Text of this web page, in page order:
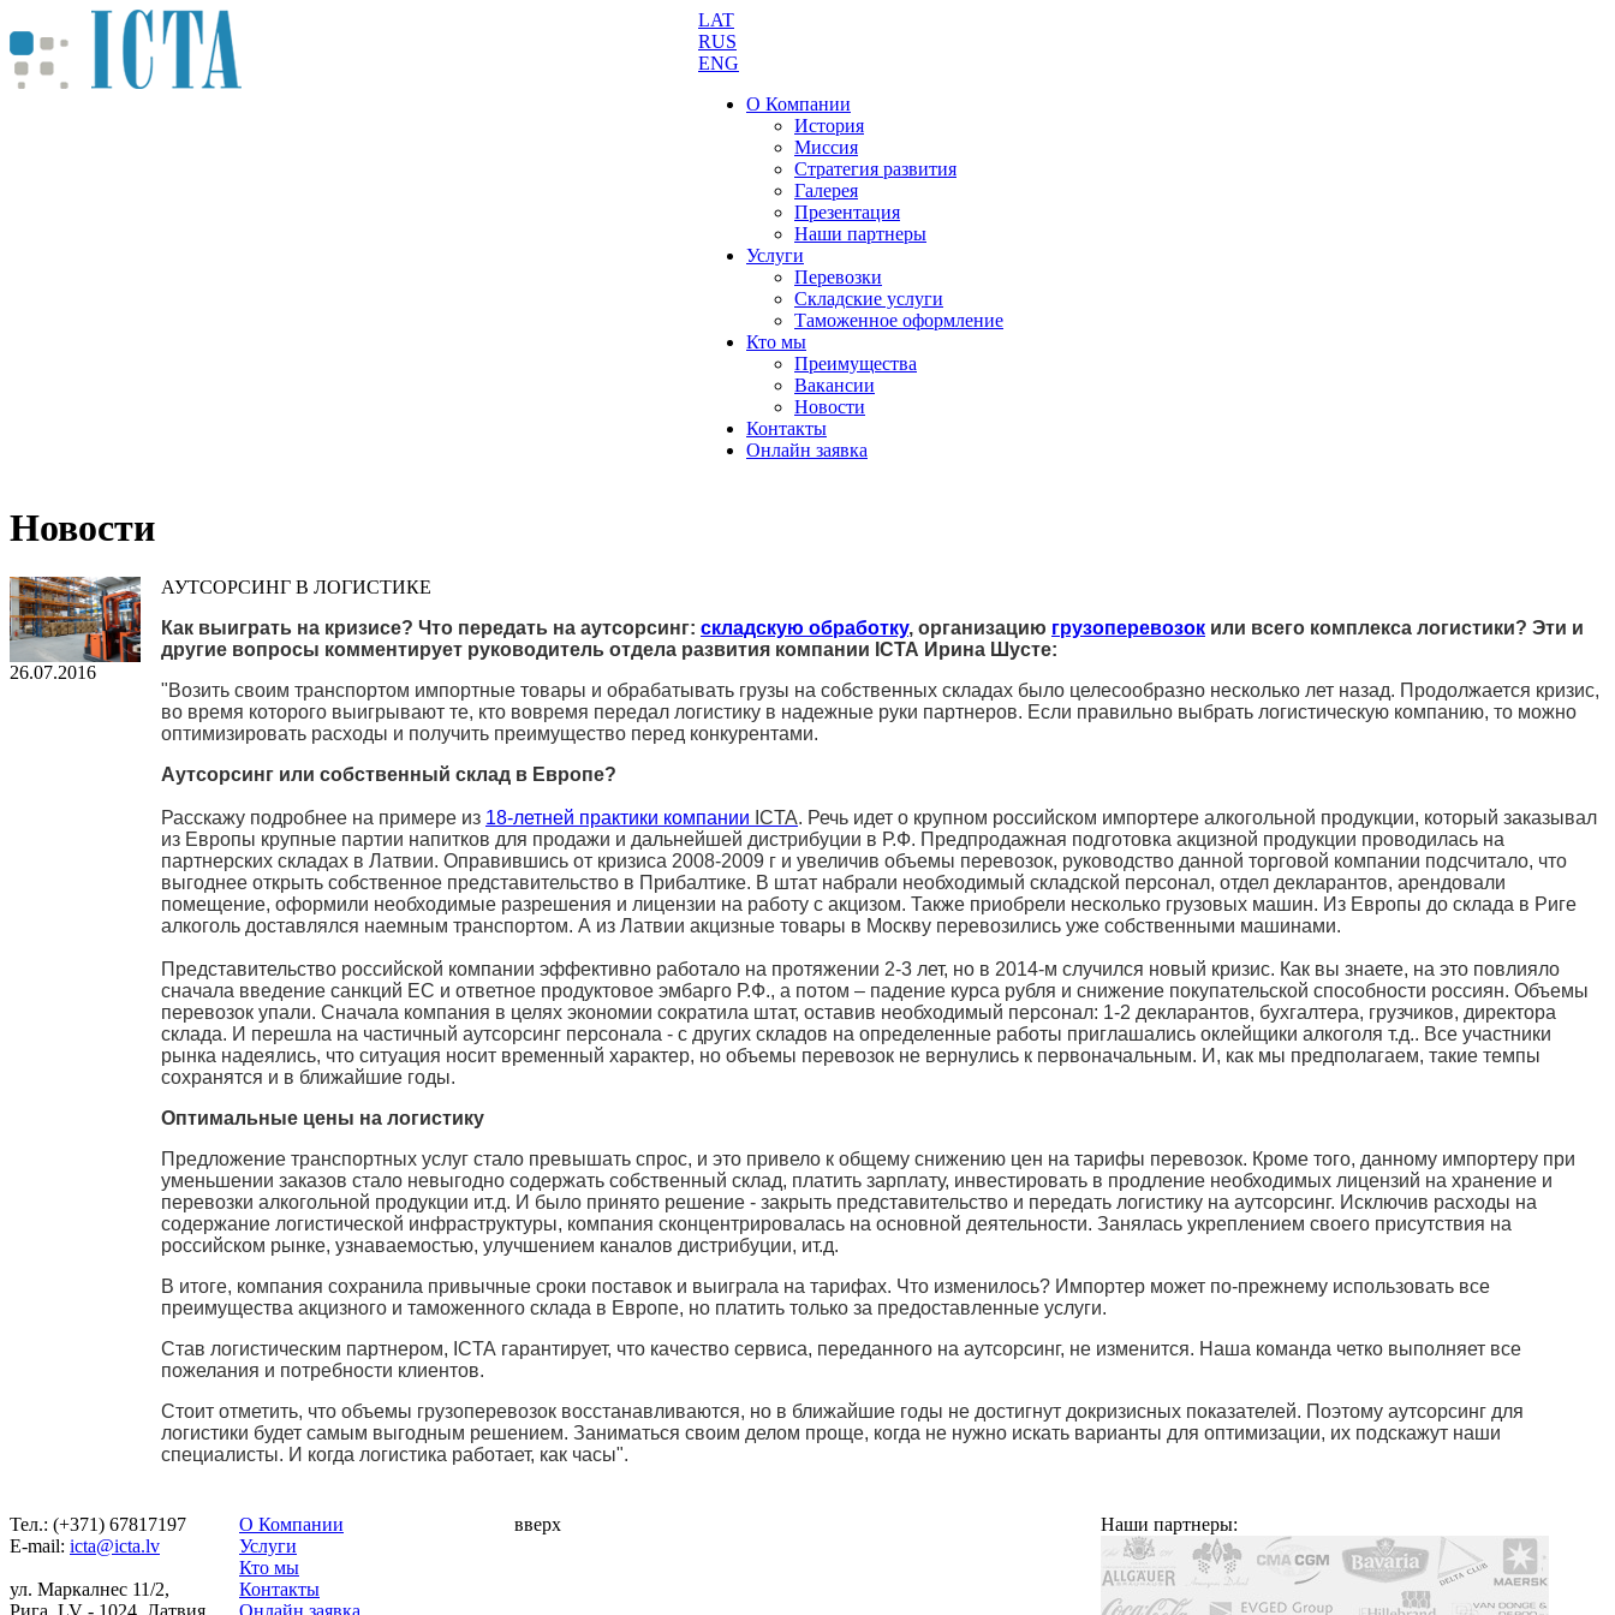
LAT
RUS
ENG
О Компании
История
Миссия
Стратегия развития
Галерея
Презентация
Наши партнеры
Услуги
Перевозки
Складские услуги
Таможенное оформление
Кто мы
Преимущества
Вакансии
Новости
Контакты
Онлайн заявка
Новости
26.07.2016
АУТСОРСИНГ В ЛОГИСТИКЕ
Как выиграть на кризисе? Что передать на аутсорсинг: складскую обработку, организацию грузоперевозок или всего комплекса логистики? Эти и
другие вопросы комментирует руководитель отдела развития компании ICTA Ирина Шусте:
"Возить своим транспортом импортные товары и обрабатывать грузы на собственных складах было целесообразно несколько лет назад. Продолжается кризис,
во время которого выигрывают те, кто вовремя передал логистику в надежные руки партнеров. Если правильно выбрать логистическую компанию, то можно
оптимизировать расходы и получить преимущество перед конкурентами.
Аутсорсинг или собственный склад в Европе?
Расскажу подробнее на примере из 18-летней практики компании ICTA. Речь идет о крупном российском импортере алкогольной продукции, который заказывал
из Европы крупные партии напитков для продажи и дальнейшей дистрибуции в Р.Ф. Предпродажная подготовка акцизной продукции проводилась на
партнерских складах в Латвии. Оправившись от кризиса 2008-2009 г и увеличив объемы перевозок, руководство данной торговой компании подсчитало, что
выгоднее открыть собственное представительство в Прибалтике. В штат набрали необходимый складской персонал, отдел декларантов, арендовали
помещение, оформили необходимые разрешения и лицензии на работу с акцизом. Также приобрели несколько грузовых машин. Из Европы до склада в Риге
алкоголь доставлялся наемным транспортом. А из Латвии акцизные товары в Москву перевозились уже собственными машинами.
Представительство российской компании эффективно работало на протяжении 2-3 лет, но в 2014-м случился новый кризис. Как вы знаете, на это повлияло
сначала введение санкций ЕС и ответное продуктовое эмбарго Р.Ф., а потом – падение курса рубля и снижение покупательской способности россиян. Объемы
перевозок упали. Сначала компания в целях экономии сократила штат, оставив необходимый персонал: 1-2 декларантов, бухгалтера, грузчиков, директора
склада. И перешла на частичный аутсорсинг персонала - с других складов на определенные работы приглашались оклейщики алкоголя т.д.. Все участники
рынка надеялись, что ситуация носит временный характер, но объемы перевозок не вернулись к первоначальным. И, как мы предполагаем, такие темпы
сохранятся и в ближайшие годы.
Оптимальные цены на логистику
Предложение транспортных услуг стало превышать спрос, и это привело к общему снижению цен на тарифы перевозок. Кроме того, данному импортеру при
уменьшении заказов стало невыгодно содержать собственный склад, платить зарплату, инвестировать в продление необходимых лицензий на хранение и
перевозки алкогольной продукции ит.д. И было принято решение - закрыть представительство и передать логистику на аутсорсинг. Исключив расходы на
содержание логистической инфраструктуры, компания сконцентрировалась на основной деятельности. Занялась укреплением своего присутствия на
российском рынке, узнаваемостью, улучшением каналов дистрибуции, ит.д.
В итоге, компания сохранила привычные сроки поставок и выиграла на тарифах. Что изменилось? Импортер может по-прежнему использовать все
преимущества акцизного и таможенного склада в Европе, но платить только за предоставленные услуги.
Став логистическим партнером, ICTA гарантирует, что качество сервиса, переданного на аутсорсинг, не изменится. Наша команда четко выполняет все
пожелания и потребности клиентов.
Стоит отметить, что объемы грузоперевозок восстанавливаются, но в ближайшие годы не достигнут докризисных показателей. Поэтому аутсорсинг для
логистики будет самым выгодным решением. Заниматься своим делом проще, когда не нужно искать варианты для оптимизации, их подскажут наши
специалисты. И когда логистика работает, как часы".
Тел.: (+371) 67817197
Е-mail: icta@icta.lv
ул. Маркалнес 11/2,
Рига, LV - 1024, Латвия
О Компании
Услуги
Кто мы
Контакты
Онлайн заявка
вверх Наши партнеры: